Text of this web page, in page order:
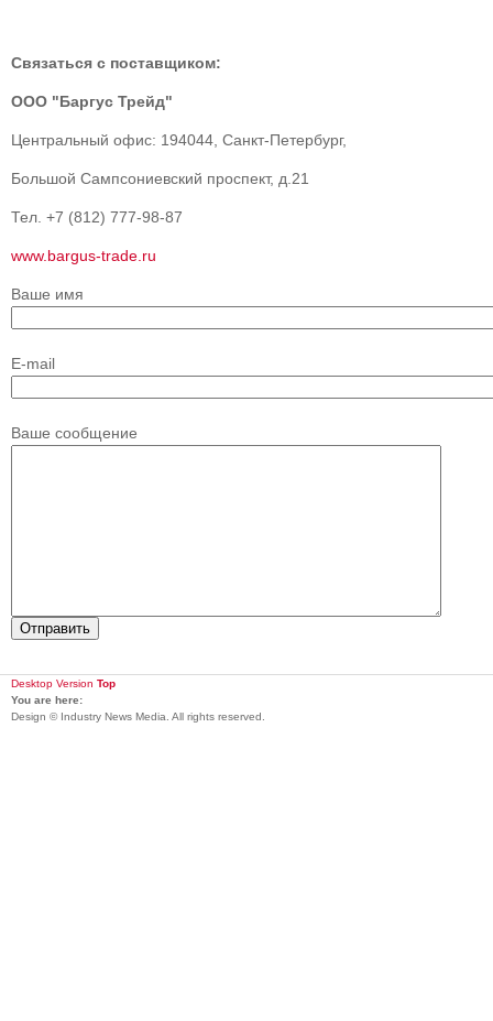
Связаться с поставщиком:
ООО "Баргус Трейд"
Центральный офис: 194044, Санкт-Петербург,
Большой Сампсониевский проспект, д.21
Тел. +7 (812) 777-98-87
www.bargus-trade.ru
Ваше имя
E-mail
Ваше сообщение
Desktop Version Top
You are here:
Design © Industry News Media. All rights reserved.